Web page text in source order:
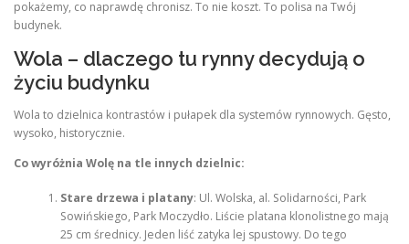
pokażemy, co naprawdę chronisz. To nie koszt. To polisa na Twój
budynek.
Wola – dlaczego tu rynny decydują o
życiu budynku
Wola to dzielnica kontrastów i pułapek dla systemów rynnowych. Gęsto,
wysoko, historycznie.
Co wyróżnia Wolę na tle innych dzielnic:
Stare drzewa i platany: Ul. Wolska, al. Solidarności, Park
Sowińskiego, Park Moczydło. Liście platana klonolistnego mają
25 cm średnicy. Jeden liść zatyka lej spustowy. Do tego